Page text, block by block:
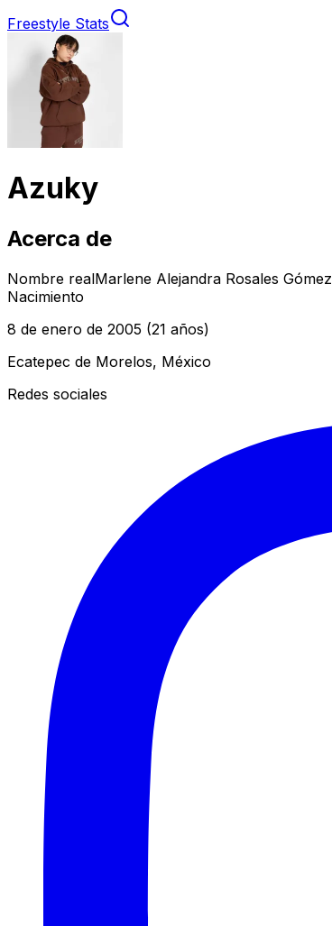
Freestyle Stats
Azuky
Acerca de
Nombre realMarlene Alejandra Rosales Gómez
Nacimiento
8 de enero de 2005 (21 años)
Ecatepec de Morelos, México
Redes sociales